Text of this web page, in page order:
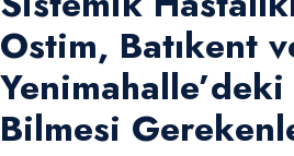
Ostim, Batıkent
Yenimahalle’deki
Bilmesi